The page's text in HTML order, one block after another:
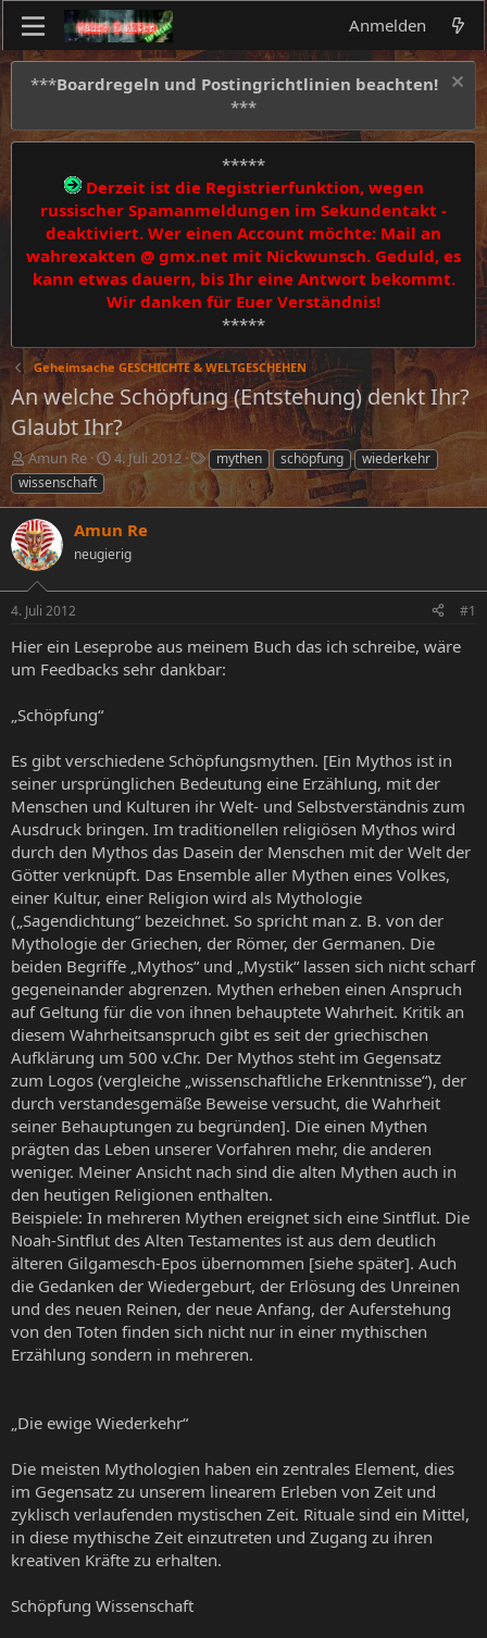
Anmelden
***Boardregeln und Postingrichtlinien beachten!
***
*****
Derzeit ist die Registrierfunktion, wegen
russischer Spamanmeldungen im Sekundentakt -
deaktiviert. Wer einen Account möchte: Mail an
wahrexakten @ gmx.net mit Nickwunsch. Geduld, es
kann etwas dauern, bis Ihr eine Antwort bekommt.
Wir danken für Euer Verständnis!
*****
Geheimsache GESCHICHTE & WELTGESCHEHEN
An welche Schöpfung (Entstehung) denkt Ihr?
Glaubt Ihr?
E
r
s
t
e
l
l
e
r
Amun Re
E
r
e
l
t
4. Juli 2012
S
c
h
o
e
mythen schöpfung
wiederkehr
wissenschaft
Amun Re
neugierig
4. Juli 2012 #1
Hier ein Leseprobe aus meinem Buch das ich schreibe, wäre
um Feedbacks sehr dankbar:
„Schöpfung“
Es gibt verschiedene Schöpfungsmythen. [Ein Mythos ist in
seiner ursprünglichen Bedeutung eine Erzählung, mit der
Menschen und Kulturen ihr Welt- und Selbstverständnis zum
Ausdruck bringen. Im traditionellen religiösen Mythos wird
durch den Mythos das Dasein der Menschen mit der Welt der
Götter verknüpft. Das Ensemble aller Mythen eines Volkes,
einer Kultur, einer Religion wird als Mythologie
(„Sagendichtung“ bezeichnet. So spricht man z. B. von der
Mythologie der Griechen, der Römer, der Germanen. Die
beiden Begriffe „Mythos“ und „Mystik“ lassen sich nicht scharf
gegeneinander abgrenzen. Mythen erheben einen Anspruch
auf Geltung für die von ihnen behauptete Wahrheit. Kritik an
diesem Wahrheitsanspruch gibt es seit der griechischen
Aufklärung um 500 v.Chr. Der Mythos steht im Gegensatz
zum Logos (vergleiche „wissenschaftliche Erkenntnisse“), der
durch verstandesgemäße Beweise versucht, die Wahrheit
seiner Behauptungen zu begründen]. Die einen Mythen
prägten das Leben unserer Vorfahren mehr, die anderen
weniger. Meiner Ansicht nach sind die alten Mythen auch in
den heutigen Religionen enthalten.
Beispiele: In mehreren Mythen ereignet sich eine Sintflut. Die
Noah-Sintflut des Alten Testamentes ist aus dem deutlich
älteren Gilgamesch-Epos übernommen [siehe später]. Auch
die Gedanken der Wiedergeburt, der Erlösung des Unreinen
und des neuen Reinen, der neue Anfang, der Auferstehung
von den Toten finden sich nicht nur in einer mythischen
Erzählung sondern in mehreren.
„Die ewige Wiederkehr“
Die meisten Mythologien haben ein zentrales Element, dies
im Gegensatz zu unserem linearem Erleben von Zeit und
zyklisch verlaufenden mystischen Zeit. Rituale sind ein Mittel,
in diese mythische Zeit einzutreten und Zugang zu ihren
kreativen Kräfte zu erhalten.
Schöpfung Wissenschaft